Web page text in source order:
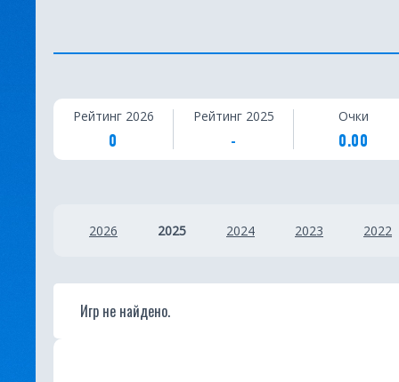
С
т
с
и
Рейтинг 2026
0
Рейтинг 2025
-
Очки
0.00
2026 2025 2024 2023 2022
Игр не найдено.